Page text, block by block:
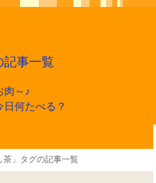
記事一覧
肉～♪
何たべる？
茶」タグの記事一覧